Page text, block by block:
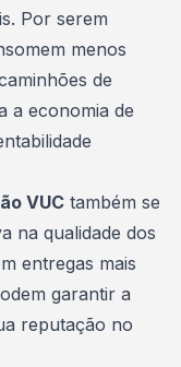
Por serem
menos
de
a economia de
VUC também se
na qualidade dos
entregas mais
garantir a
reputação no